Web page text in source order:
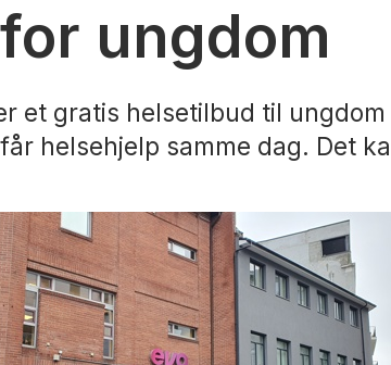
ungdom
et gratis helsetilbud til
helsehjelp samme dag. Det